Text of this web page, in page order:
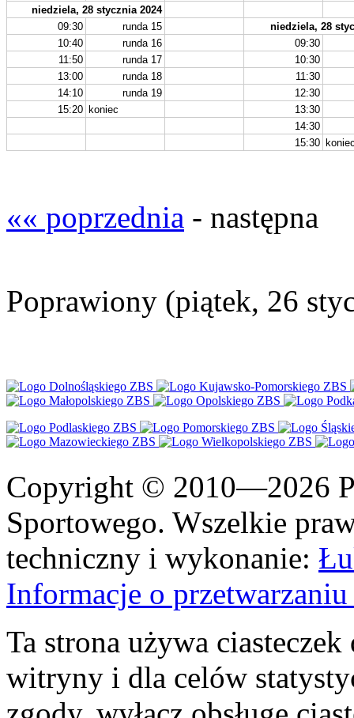
niedziela, 28 stycznia 2024
09:30
runda 15
niedziela, 28
10:40
runda 16
09:30
11:50
runda 17
10:30
13:00
runda 18
11:30
14:10
runda 19
12:30
15:20 koniec
13:30
14:30
15:30
«« poprzednia - następna
Poprawiony (piątek, 26
Copyright © 2010—2026
Sportowego. Wszelkie
techniczny i wykonanie:
Informacje o
Ta strona używa
witryny i dla celów